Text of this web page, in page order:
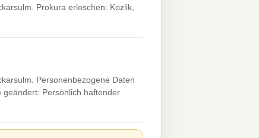
Prokura erloschen: Kozlik,
Personenbezogene Daten
geändert: Persönlich haftender